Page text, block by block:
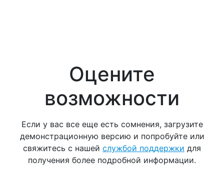
Оцените
возможности
Если у вас все еще есть сомнения, загрузите
демонстрационную версию и попробуйте или
свяжитесь с нашей службой поддержки для
получения более подробной информации.